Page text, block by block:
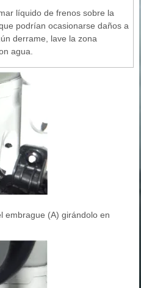
líquido de frenos sobre la
podrían ocasionarse daños a
derrame, lave la zona
agua.
embrague (A) girándolo en